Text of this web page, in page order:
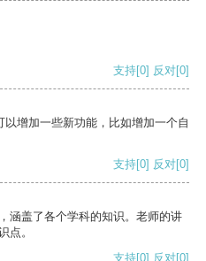
支持[0] 反对[0]
增加一些新功能，比如增加一个自
支持[0] 反对[0]
涵盖了各个学科的知识。老师的讲
点。
支持[0] 反对[0]